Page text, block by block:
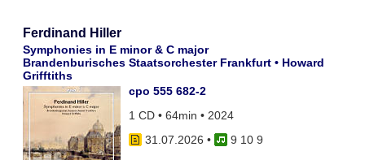
Ferdinand Hiller
Symphonies in E minor & C major
Brandenburisches Staatsorchester Frankfurt • Howard
Grifftiths
cpo 555 682-2
1 CD • 64min • 2024
31.07.2026 •
9 10 9